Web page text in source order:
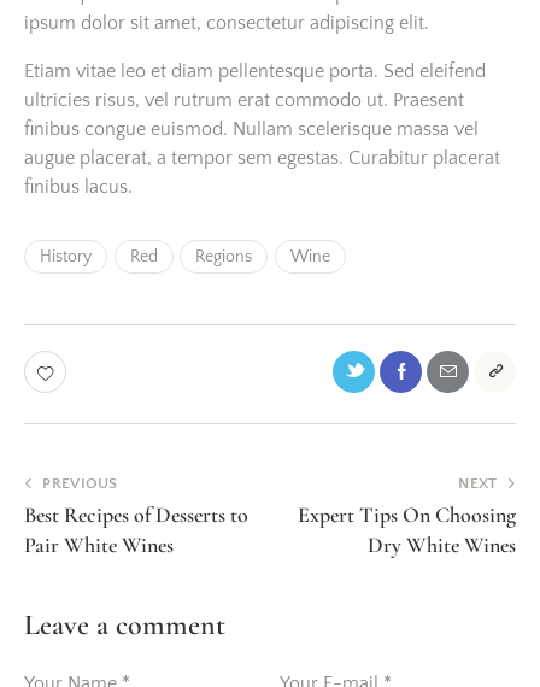
ipsum dolor sit amet, consectetur adipiscing elit.
Etiam vitae leo et diam pellentesque porta. Sed eleifend
ultricies risus, vel rutrum erat commodo ut. Praesent
finibus congue euismod. Nullam scelerisque massa vel
augue placerat, a tempor sem egestas. Curabitur placerat
finibus lacus.
History Red Regions Wine
PREVIOUS
Best Recipes of Desserts to
Pair White Wines
NEXT
Expert Tips On Choosing
Dry White Wines
Leave a comment